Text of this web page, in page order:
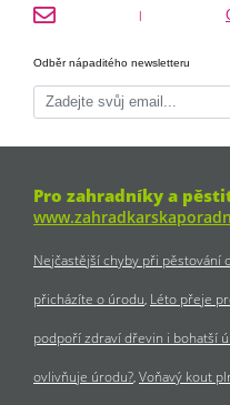
|
Odběr nápaditého newsletteru
Pro zahradníky a
Nejčastější chyby při pěstování
přicházíte o úrodu Léto přeje
podpoří zdraví dřevin i bohatší
ovlivňuje úrodu? Voňavý kout